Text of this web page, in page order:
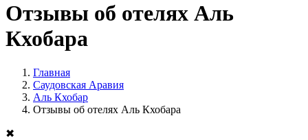
Отзывы об отелях Аль
Кхобара
Главная
Саудовская Аравия
Аль Кхобар
Отзывы об отелях Аль Кхобара
✖